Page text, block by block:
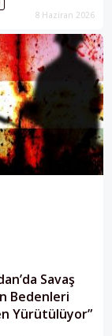
ağın Avrupa’daki
aracılar, vize
Asya’ya kadar
koyuyor.
8 Haziran 2026
Savaş
Bedenleri
Yürütülüyor”